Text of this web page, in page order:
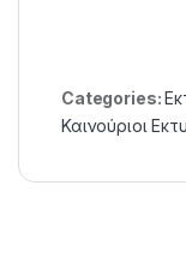
Categories:
Καινούριοι